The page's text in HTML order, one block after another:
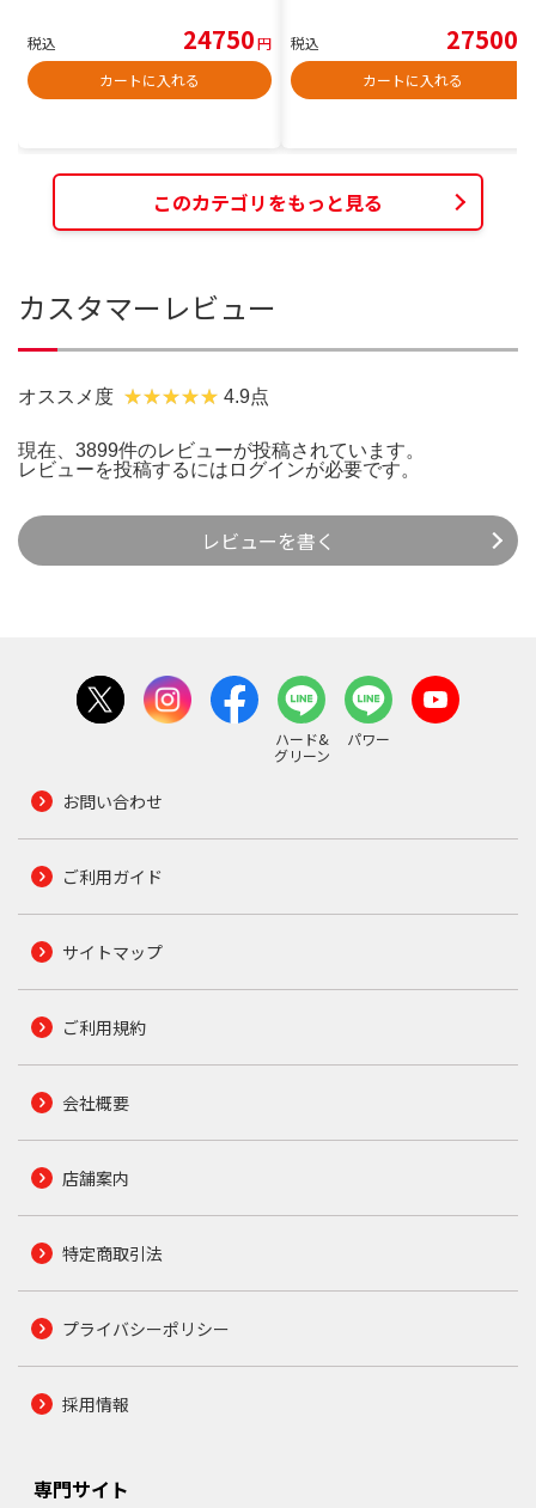
税込 24750円
カートに入れる
税込 27500
カートに入れる
このカテゴリをもっと見る
カスタマーレビュー
オススメ度 4.9点
現在、3899件のレビューが投稿されています。
レビューを投稿するには ログインが必要です。
レビューを書く
ハード&
グリーン
パワー
お問い合わせ
ご利用ガイド
サイトマップ
ご利用規約
会社概要
店舗案内
特定商取引法
プライバシーポリシー
採用情報
専門サイト